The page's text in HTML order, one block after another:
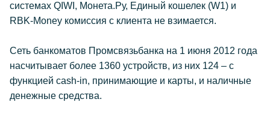
системах QIWI, Монета.Ру, Единый кошелек (W1) и
RBK-Money комиссия с клиента не взимается.
Сеть банкоматов Промсвязьбанка на 1 июня 2012 года
насчитывает более 1360 устройств, из них 124 – с
функцией cash-in, принимающие и карты, и наличные
денежные средства.